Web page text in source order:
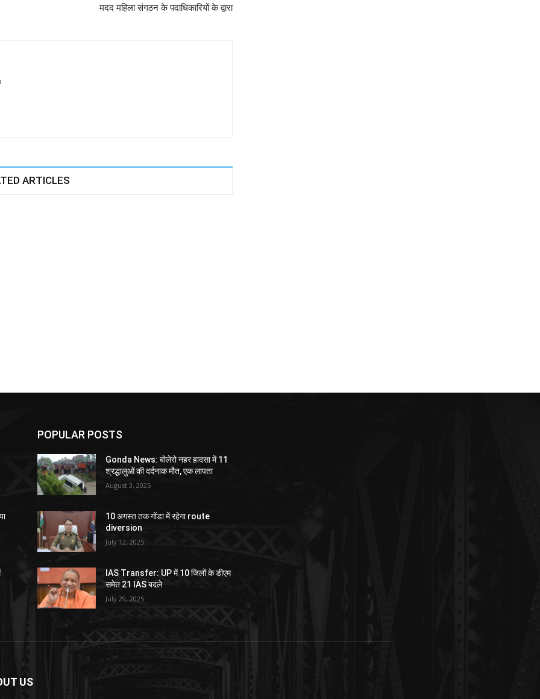
मदद महिला संगठन के पदाधिकारियों के द्वारा
ARTICLES
POPULAR POSTS
Gonda News: बोलेरो नहर हादसा में 11
श्रद्धालुओं की दर्दनाक मौत, एक लापता
August 3, 2025
10 अगस्त तक गोंडा में रहेगा route
diversion
July 12, 2025
IAS Transfer: UP में 10 जिलों के डीएम
समेत 21 IAS बदले
July 29, 2025
US